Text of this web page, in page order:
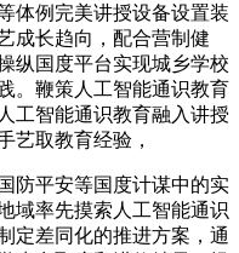
体例完美讲授设备设置装
成长趋向，配合营制健
纵国度平台实现城乡学校
。鞭策人工智能通识教育
工智能通识教育融入讲授
艺取教育经验，
平安等国度计谋中的实
域率先摸索人工智能通识
定差同化的推进方案，通